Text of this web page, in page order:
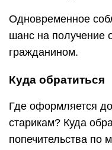
Одновременное
шанс на получение
гражданином.
Куда обратиться
Где оформляется
старикам? Куда
попечительства по